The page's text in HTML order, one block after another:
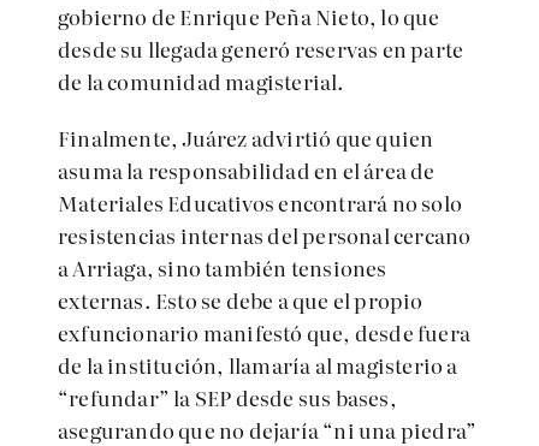
gobierno de Enrique Peña Nieto, lo que
desde su llegada generó reservas en parte
de la comunidad magisterial.
Finalmente, Juárez advirtió que quien
asuma la responsabilidad en el área de
Materiales Educativos encontrará no solo
resistencias internas del personal cercano
a Arriaga, sino también tensiones
externas. Esto se debe a que el propio
exfuncionario manifestó que, desde fuera
de la institución, llamaría al magisterio a
“refundar” la SEP desde sus bases,
asegurando que no dejaría “ni una piedra”